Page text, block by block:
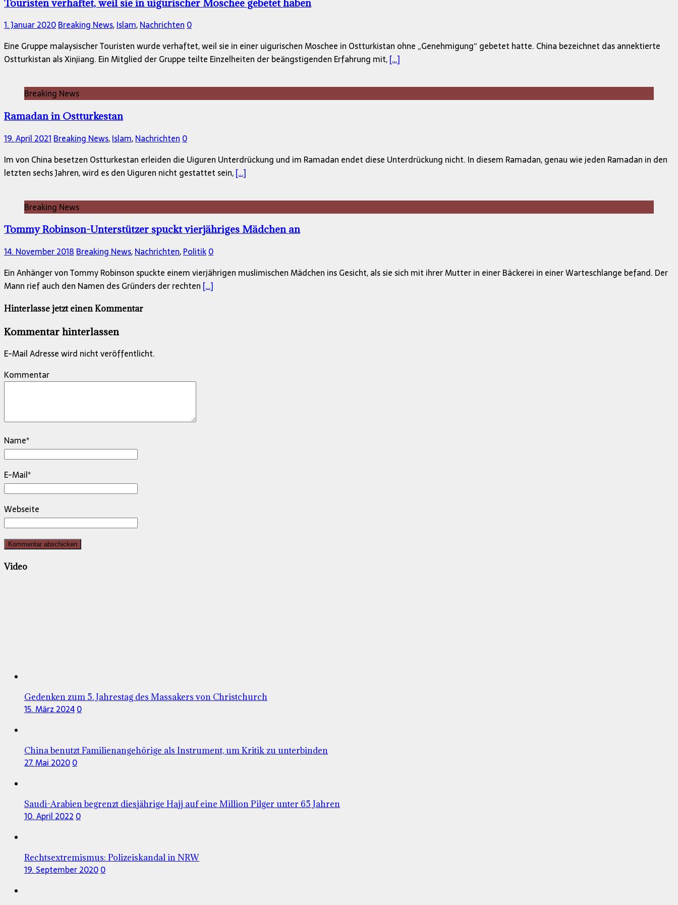
Touristen verhaftet, weil sie in uigurischer Moschee gebetet haben
1. Januar 2020Breaking News,Islam,Nachrichten0
Eine Gruppe malaysischer Touristen wurde verhaftet, weil sie in einer uigurischen Moschee in Ostturkistan ohne „Genehmigung“ gebetet hatte. China bezeichnet das annektierte
Ostturkistan als Xinjiang. Ein Mitglied der Gruppe teilte Einzelheiten der beängstigenden Erfahrung mit,[…]
Breaking News
Ramadan in Ostturkestan
19. April 2021 Breaking News,Islam,Nachrichten 0
Im von China besetzen Ostturkestan erleiden die Uiguren Unterdrückung und im Ramadan endet diese Unterdrückung nicht. In diesem Ramadan, genau wie jeden Ramadan in den
letzten sechs Jahren, wird es den Uiguren nicht gestattet sein,[…]
Breaking News
Tommy Robinson-Unterstützer spuckt vierjähriges Mädchen an
14. November 2018 Breaking News,Nachrichten,Politik0
Ein Anhänger von Tommy Robinson spuckte einem vierjährigen muslimischen Mädchen ins Gesicht, als sie sich mit ihrer Mutter in einer Bäckerei in einer Warteschlange befand. Der
Mann rief auch den Namen des Gründers der rechten […]
Hinterlasse jetzt einen Kommentar
Kommentar hinterlassen
E-Mail Adresse wird nicht veröffentlicht.
Kommentar
Name*
E-Mail*
Webseite
Video
Gedenken zum 5. Jahrestag des Massakers von Christchurch
15. März 20240
China benutzt Familienangehörige als Instrument, um Kritik zu unterbinden
27. Mai 20200
Saudi-Arabien begrenzt diesjährige Hajj auf eine Million Pilger unter 65 Jahren
10. April 2022 0
Rechtsextremismus: Polizeiskandal in NRW
19. September 20200